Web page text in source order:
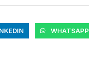
WHATSAPP